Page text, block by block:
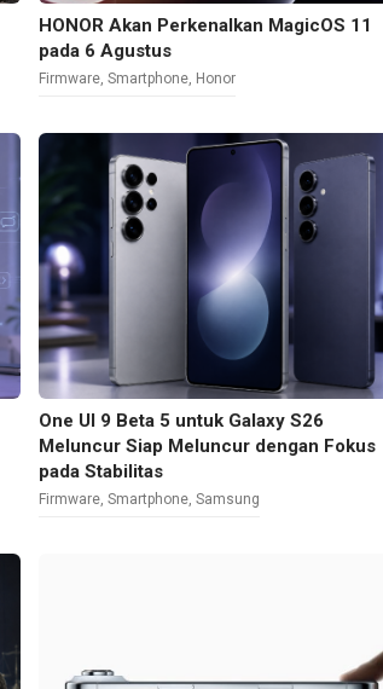
HONOR Akan Perkenalkan MagicOS 11
pada 6 Agustus
Firmware,Smartphone, Honor
One UI 9 Beta 5 untuk Galaxy S26
Meluncur Siap Meluncur dengan Fokus
pada Stabilitas
Firmware,Smartphone,Samsung